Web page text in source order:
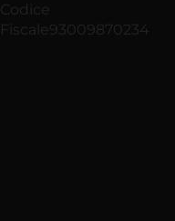
Codice
Fiscale93009870234